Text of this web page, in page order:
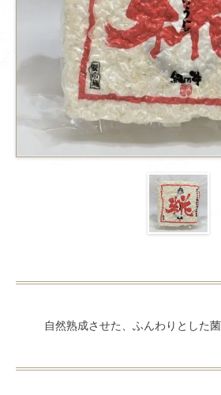
自然熟成させた、ふんわりとした